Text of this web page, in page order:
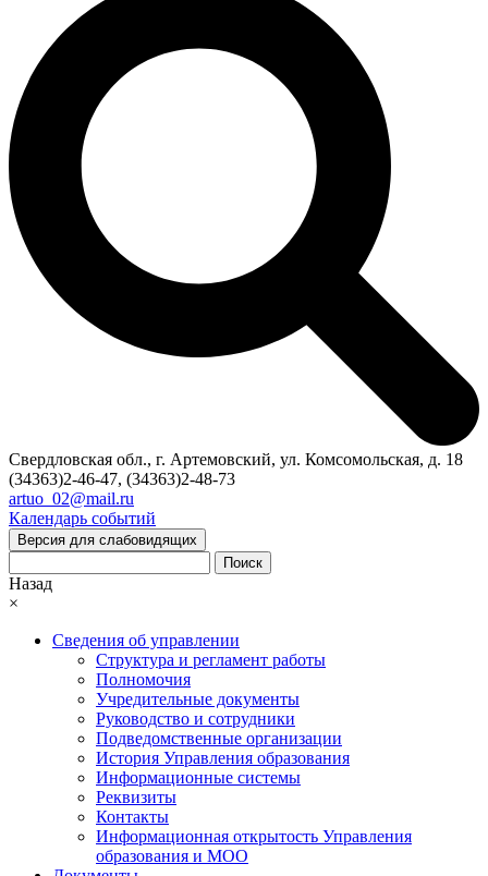
Свердловская обл., г. Артемовский, ул. Комсомольская, д. 18
(34363)2-46-47, (34363)2-48-73
artuo_02@mail.ru
Календарь событий
Версия для слабовидящих
Поиск
Назад
×
Сведения об управлении
Структура и регламент работы
Полномочия
Учредительные документы
Руководство и сотрудники
Подведомственные организации
История Управления образования
Информационные системы
Реквизиты
Контакты
Информационная открытость Управления
образования и МОО